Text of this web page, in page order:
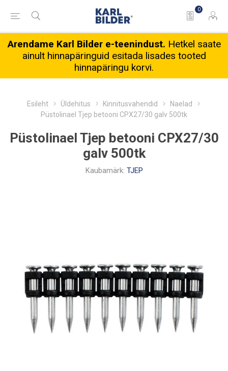
0
Arendame Karl Bilder e-teenindust. Hetkel saate
ainult hinnapäringuid esitada lisades tooted
hinnapäringu korvi.
Esileht Üldehitus Kinnitusvahendid
Naelad
Püstolinael Tjep betooni CPX27/30 galv 500tk
Püstolinael Tjep betooni CPX27/30
galv 500tk
Kaubamärk: TJEP